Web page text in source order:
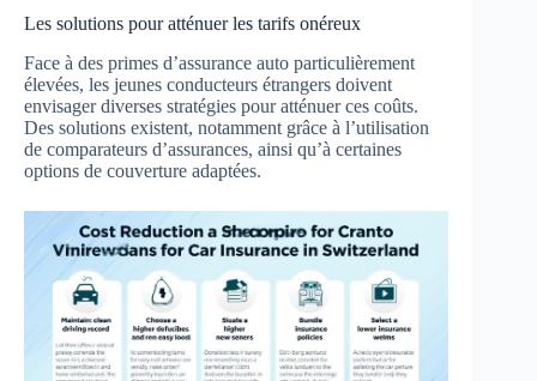
Les solutions pour atténuer les tarifs onéreux
Face à des primes d’assurance auto particulièrement
élevées, les jeunes conducteurs étrangers doivent
envisager diverses stratégies pour atténuer ces coûts.
Des solutions existent, notamment grâce à l’utilisation
de comparateurs d’assurances, ainsi qu’à certaines
options de couverture adaptées.